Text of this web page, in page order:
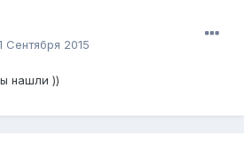
Сентября 2015
нашли ))